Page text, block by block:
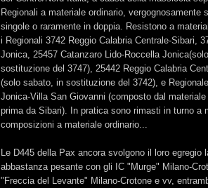
Regionali a materiale ordinario, vergognosamente
singole o raramente in doppia. Resistono a
i Regionali 3742 Reggio Calabria Centrale-Sibari,
Jonica, 25457 Catanzaro Lido-Roccella
sostituzione del 3747), 25442 Reggio Calabria
(solo sabato, in sostituzione del 3742), e
Jonica-Villa San Giovanni (composto dal
prima da Sibari). In pratica sono rimasti in turno a
composizioni a materiale ordinario...
Le D445 della Pax ancora svolgono il loro egregio
abbastanza pesante con gli IC "Murge" Milano-
"Freccia del Levante" Milano-Crotone e vv,